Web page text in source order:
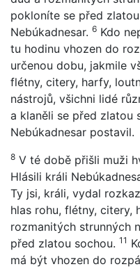
pokloníte se před
Nebúkadnesar. 6 Kdo
tu hodinu vhozen do
určenou dobu, jakmile
flétny, citery, harfy,
nástrojů, všichni lidé
a klaněli se před zlatou
Nebúkadnesar postavil.
8 V té době přišli muži
Hlásili králi
Ty jsi, králi, vydal
hlas rohu, flétny, citery,
rozmanitých strunných
před zlatou sochou. 11
má být vhozen do